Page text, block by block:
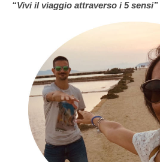
“Vivi il viaggio attraverso i 5 sensi”